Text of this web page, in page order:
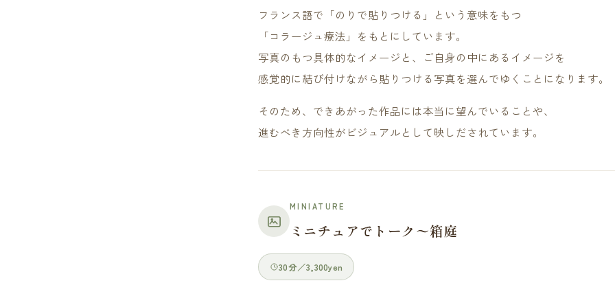
フランス語で「のりで貼りつける」という意味をもつ
「コラージュ療法」をもとにしています。
写真のもつ具体的なイメージと、ご自身の中にあるイメージを
感覚的に結び付けながら貼りつける写真を選んでゆくことになります。
そのため、できあがった作品には本当に望んでいることや、
進むべき方向性がビジュアルとして映しだされています。
MINIATURE
ミニチュアでトーク〜箱庭
30分／3,300yen